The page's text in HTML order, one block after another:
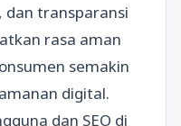
dan transparansi
rasa aman
semakin
digital.
dan SEO di